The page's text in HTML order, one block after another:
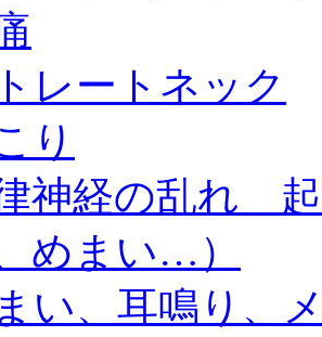
レートネック
り
神経の乱れ
めまい…）
い、耳鳴り、